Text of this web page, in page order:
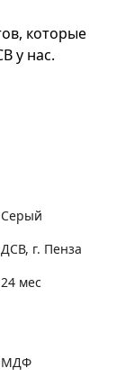
которые
у нас.
Серый
ДСВ, г. Пенза
24 мес
МДФ